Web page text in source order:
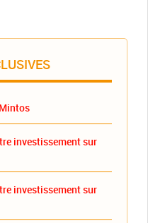
investissement sur
investissement sur